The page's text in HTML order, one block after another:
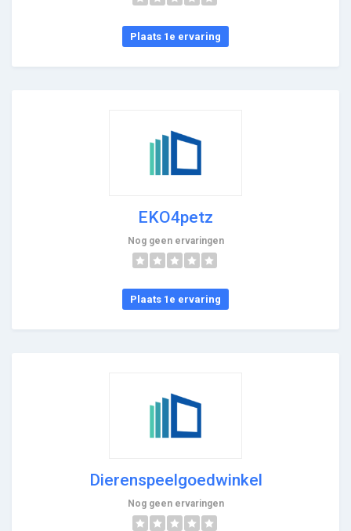
Plaats 1e ervaring
EKO4petz
Nog geen ervaringen
Plaats 1e ervaring
Dierenspeelgoedwinkel
Nog geen ervaringen